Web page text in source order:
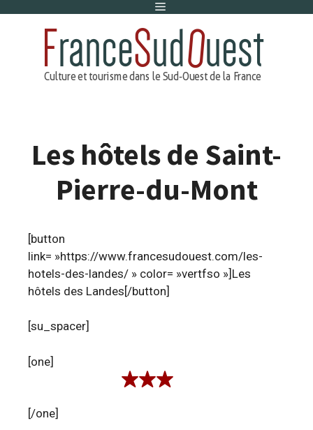
Menu
Les hôtels de Saint-
Pierre-du-Mont
[button
link= »https://www.francesudouest.com/les-
hotels-des-landes/ » color= »vertfso »]Les
hôtels des Landes[/button]
[su_spacer]
[one]
[/one]